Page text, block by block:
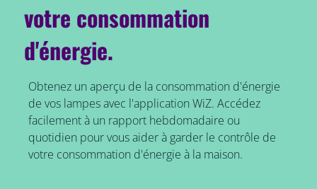
votre consommation
d'énergie.
Obtenez un aperçu de la consommation d'énergie
de vos lampes avec l'application WiZ. Accédez
facilement à un rapport hebdomadaire ou
quotidien pour vous aider à garder le contrôle de
votre consommation d'énergie à la maison.